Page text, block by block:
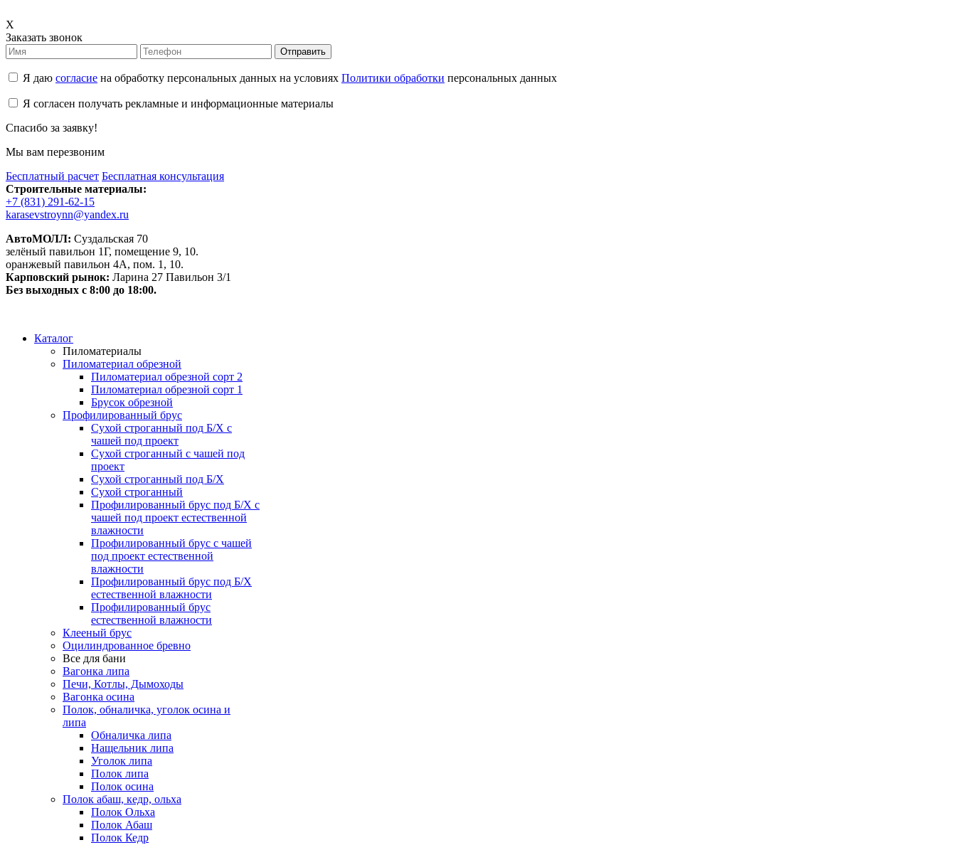
X
Заказать звонок
Отправить
Я даю согласие на обработку персональных данных на условиях Политики обработки персональных данных
Я согласен получать рекламные и информационные материалы
Спасибо за заявку!
Мы вам перезвоним
Бесплатный расчет Бесплатная консультация
Строительные материалы:
+7 (831) 291-62-15
karasevstroynn@yandex.ru
АвтоМОЛЛ: Суздальская 70
зелёный павильон 1Г, помещение 9, 10.
оранжевый павильон 4А, пом. 1, 10.
Карповский рынок: Ларина 27 Павильон 3/1
Без выходных с 8:00 до 18:00.
Каталог
Пиломатериалы
Пиломатериал обрезной
Пиломатериал обрезной сорт 2
Пиломатериал обрезной сорт 1
Брусок обрезной
Профилированный брус
Сухой строганный под Б/Х с
чашей под проект
Сухой строганный с чашей под
проект
Сухой строганный под Б/Х
Сухой строганный
Профилированный брус под Б/Х с
чашей под проект естественной
влажности
Профилированный брус с чашей
под проект естественной
влажности
Профилированный брус под Б/Х
естественной влажности
Профилированный брус
естественной влажности
Клееный брус
Оцилиндрованное бревно
Все для бани
Вагонка липа
Печи, Котлы, Дымоходы
Вагонка осина
Полок, обналичка, уголок осина и
липа
Обналичка липа
Нащельник липа
Уголок липа
Полок липа
Полок осина
Полок абаш, кедр, ольха
Полок Ольха
Полок Абаш
Полок Кедр